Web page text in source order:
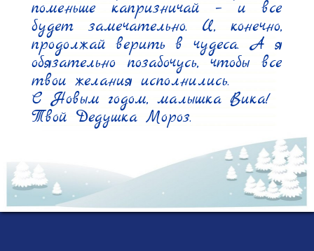
поменьше капризничай – и все
будет замечательно. И, конечно,
продолжай верить в чудеса. А я
обязательно позабочусь, чтобы все
твои желания исполнились.
С Новым годом, малышка Вика!
Твой Дедушка Мороз.